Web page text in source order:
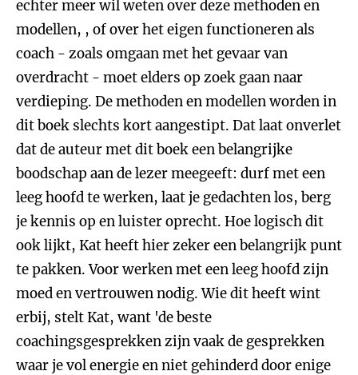
echter meer wil weten over deze methoden en
modellen, , of over het eigen functioneren als
coach - zoals omgaan met het gevaar van
overdracht - moet elders op zoek gaan naar
verdieping. De methoden en modellen worden in
dit boek slechts kort aangestipt. Dat laat onverlet
dat de auteur met dit boek een belangrijke
boodschap aan de lezer meegeeft: durf met een
leeg hoofd te werken, laat je gedachten los, berg
je kennis op en luister oprecht. Hoe logisch dit
ook lijkt, Kat heeft hier zeker een belangrijk punt
te pakken. Voor werken met een leeg hoofd zijn
moed en vertrouwen nodig. Wie dit heeft wint
erbij, stelt Kat, want 'de beste
coachingsgesprekken zijn vaak de gesprekken
waar je vol energie en niet gehinderd door enige